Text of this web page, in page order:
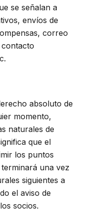
se señalan a
envíos de
correo
absoluto de
momento,
naturales de
que el
los puntos
una vez
siguientes a
el aviso de
socios.